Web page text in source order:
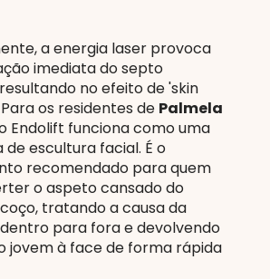
a energia laser provoca
imediata do septo
no efeito de 'skin
os residentes de Palmela
Endolift funciona como uma
escultura facial. É o
recomendado para quem
o aspeto cansado do
tratando a causa da
para fora e devolvendo
jovem à face de forma rápida